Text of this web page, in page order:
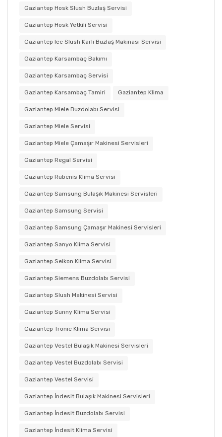
Gaziantep Hosk Slush Buzlaş Servisi
Gaziantep Hosk Yetkili Servisi
Gaziantep Ice Slush Karlı Buzlaş Makinası Servisi
Gaziantep Karsambaç Bakımı
Gaziantep Karsambaç Servisi
Gaziantep Karsambaç Tamiri Gaziantep Klima
Gaziantep Miele Buzdolabı Servisi
Gaziantep Miele Servisi
Gaziantep Miele Çamaşır Makinesi Servisleri
Gaziantep Regal Servisi
Gaziantep Rubenis Klima Servisi
Gaziantep Samsung Bulaşık Makinesi Servisleri
Gaziantep Samsung Servisi
Gaziantep Samsung Çamaşır Makinesi Servisleri
Gaziantep Sanyo Klima Servisi
Gaziantep Seikon Klima Servisi
Gaziantep Siemens Buzdolabı Servisi
Gaziantep Slush Makinesi Servisi
Gaziantep Sunny Klima Servisi
Gaziantep Tronic Klima Servisi
Gaziantep Vestel Bulaşık Makinesi Servisleri
Gaziantep Vestel Buzdolabı Servisi
Gaziantep Vestel Servisi
Gaziantep İndesit Bulaşık Makinesi Servisleri
Gaziantep İndesit Buzdolabı Servisi
Gaziantep İndesit Klima Servisi